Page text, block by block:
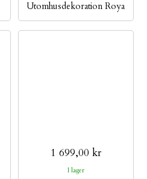
Utomhusdekoration Roya
1 699,00 kr
I lager